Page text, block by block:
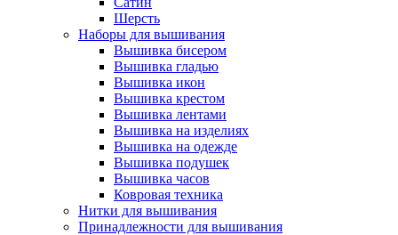
Шерсть
Наборы для вышивания
Вышивка бисером
Вышивка гладью
Вышивка икон
Вышивка крестом
Вышивка лентами
Вышивка на изделиях
Вышивка на одежде
Вышивка подушек
Вышивка часов
Ковровая техника
Нитки для вышивания
Принадлежности для вышивания